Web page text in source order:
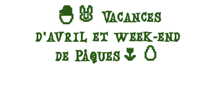
🐣🐰 Vacances
d’avril et week-end
de Pâques🌷🥚